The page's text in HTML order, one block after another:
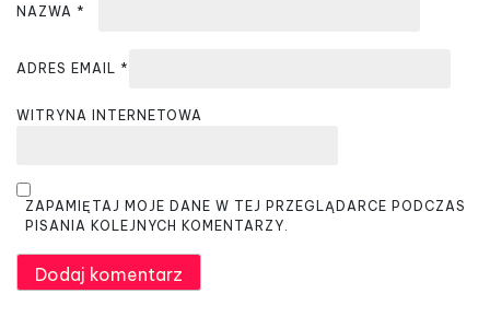
NAZWA *
ADRES EMAIL *
WITRYNA INTERNETOWA
ZAPAMIĘTAJ MOJE DANE W TEJ PRZEGLĄDARCE PODCZAS
PISANIA KOLEJNYCH KOMENTARZY.